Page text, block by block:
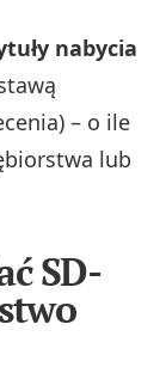
nabycia
– o ile
lub
SD-